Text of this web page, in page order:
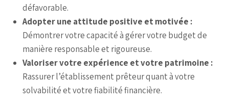
défavorable.
Adopter une attitude positive et motivée :
Démontrer votre capacité à gérer votre budget de
manière responsable et rigoureuse.
Valoriser votre expérience et votre patrimoine :
Rassurer l’établissement prêteur quant à votre
solvabilité et votre fiabilité financière.